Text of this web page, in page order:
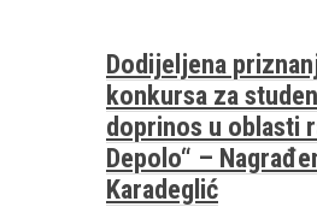
Dodijeljena
konkursa za
doprinos u oblasti
Depolo“ –
Karadeglić